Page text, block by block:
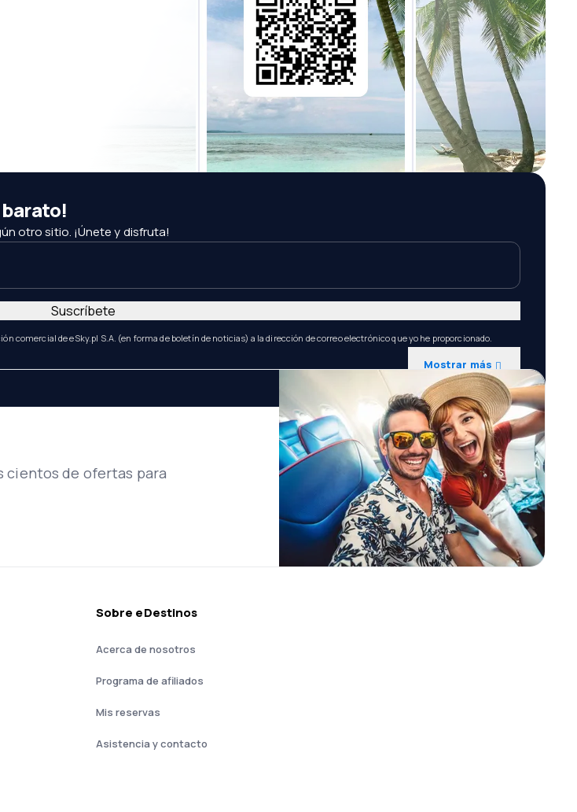
otro sitio. ¡Únete y disfruta!
comercial de eSky.pl S.A. (en forma de boletín de noticias) a la dirección de correo electrónico que yo he proporcionado.
Mostrar más
Suscríbete
cientos de ofertas para
Sobre eDestinos
Acerca de nosotros
Programa de afiliados
Mis reservas
Asistencia y contacto